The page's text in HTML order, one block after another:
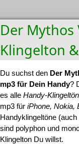
Der Mythos
Klingelton
Du suchst den Der
mp3 für Dein Handy?
es alle Handy-
mp3 für iPhone, Nokia,
Handyklingeltöne
sind polyphon und
Klingelton Du willst.